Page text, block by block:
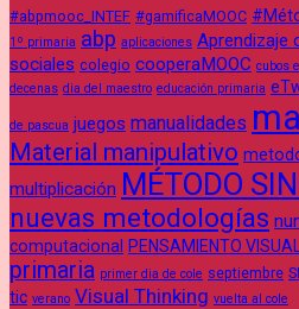
#abpmooc_INTEF #gamificaMOOC
1º primaria abp aplicaciones Aprendizaje
sociales colegio cooperaMOOC cubos
decenas dia del maestro educación primaria
de pascua juegos manualidades
Material manipulativo
multiplicación MÉTODO
nuevas metodologías
computacional
PENSAMIENTO VISUAL
primaria primer dia de cole septiembre
tic verano Visual Thinking vuelta al cole